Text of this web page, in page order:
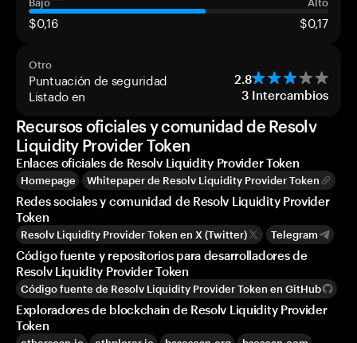
$0,16 $0,17
Otro
Puntuación de seguridad 2.8
Listado en 3 Intercambios
Recursos oficiales y comunidad de Resolv
Liquidity Provider Token
Enlaces oficiales de Resolv Liquidity Provider Token
Homepage Whitepaper de Resolv Liquidity Provider Token
Redes sociales y comunidad de Resolv Liquidity Provider
Token
Resolv Liquidity Provider Token en X (Twitter) Telegram
Código fuente y repositorios para desarrolladores de
Resolv Liquidity Provider Token
Código fuente de Resolv Liquidity Provider Token en GitHub
Exploradores de blockchain de Resolv Liquidity Provider
Token